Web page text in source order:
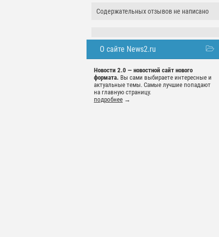
Содержательных отзывов не написано
О сайте News2.ru
Новости 2.0 — новостной сайт нового
формата. Вы сами выбираете интересные и
актуальные темы. Самые лучшие попадают
на главную страницу.
подробнее →